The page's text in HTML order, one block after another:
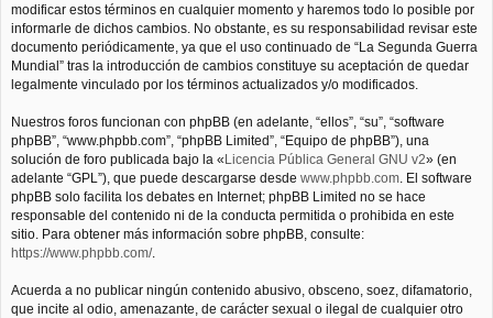
modificar estos términos en cualquier momento y haremos todo lo posible por
informarle de dichos cambios. No obstante, es su responsabilidad revisar este
documento periódicamente, ya que el uso continuado de “La Segunda Guerra
Mundial” tras la introducción de cambios constituye su aceptación de quedar
legalmente vinculado por los términos actualizados y/o modificados.
Nuestros foros funcionan con phpBB (en adelante, “ellos”, “su”, “software
phpBB”, “www.phpbb.com”, “phpBB Limited”, “Equipo de phpBB”), una
solución de foro publicada bajo la «Licencia Pública General GNU v2» (en
adelante “GPL”), que puede descargarse desde www.phpbb.com. El software
phpBB solo facilita los debates en Internet; phpBB Limited no se hace
responsable del contenido ni de la conducta permitida o prohibida en este
sitio. Para obtener más información sobre phpBB, consulte:
https://www.phpbb.com/.
Acuerda a no publicar ningún contenido abusivo, obsceno, soez, difamatorio,
que incite al odio, amenazante, de carácter sexual o ilegal de cualquier otro